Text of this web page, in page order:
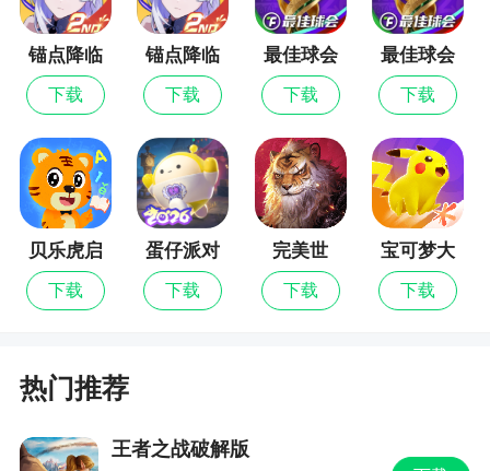
2、远征传说是以魔兽英雄人物形象打造的策略
性卡牌游戏，让你的英雄们组成不同的阵容，挑战
强大的敌人，每个英雄都有独特的技能，还有相关
的系统可以玩耍体验，加入其中吧，满足你们战斗
乐趣，一起来冒险
更新日志
多语言版本
锚点降临
下载
锚点降临
九游版
下载
最佳球会
最新版
下载
最佳球会
下载
贝乐虎启
蒙
下载
蛋仔派对
下载
完美世
界：诸神
之战
下载
宝可梦大
集结
下载
热门推荐
王者之战破解版